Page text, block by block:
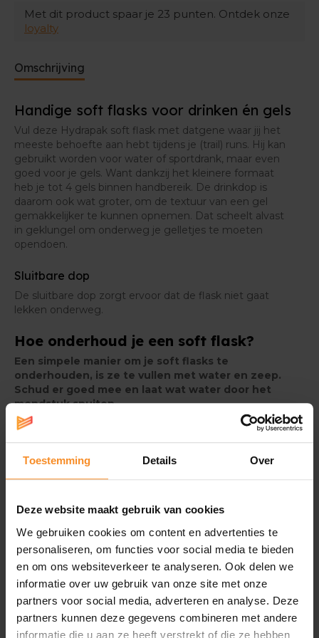
Toestemming Details Over
Deze website maakt gebruik van cookies
We gebruiken cookies om content en advertenties te
personaliseren, om functies voor social media te bieden
en om ons websiteverkeer te analyseren. Ook delen we
informatie over uw gebruik van onze site met onze
partners voor social media, adverteren en analyse. Deze
partners kunnen deze gegevens combineren met andere
informatie die u aan ze heeft verstrekt of die ze hebben
Voor een grondigere kuisbeurt raden we de
Hydrapak Cleaning Kit
residu weg te krijgen.
CamelBak Cleaning Tabs. Hiermee worden
vreemde nasmaakjes weggespoeld en wordt je
soft flask weer als nieuw.
Met dit product spaar je 23 punten. Ontdek onze
loyalty
Omschrijving
Handige soft flasks voor drinken én gels
Vul deze Hydrapak soft flask met datgene waar jij het
meeste behoefte aan hebt tijdens je (trail) runs. Hij kan
gebruikt worden voor water of sportdrank, maar even
goed voor je gels. Want dankzij het kleinere formaat
heb je tot 4 gels binnen handbereik. De drinkdop is
daarom ook wat groter, om de textuur van een gel
gemakkelijker te kunnen opnemen. Dat scheelt alvast
in geklungel om onderweg je gelletjes te moeten
opendoen.
Sluitbare dop
De sluitbare dop zorgt ervoor dat de flask niet gaat
lekken onderweg.
Hoe onderhoud je een soft flask?
Een simpele manier om je soft flasks te
onderhouden, is ze te vullen met water en zeep.
Schud er goed mee en laat wat water door het
mondstuk spuiten.
Voor een grondigere kuisbeurt raden we de
waarmee je dieper in de soft flask geraakt om alle
residu weg te krijgen.
Voor een echte deep clean gebruik je de
vreemde nasmaakjes weggespoeld en wordt je
soft flask weer als nieuw.
Specificaties